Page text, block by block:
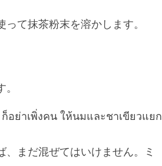
て抹茶粉末を溶かします。
อย่าเพิ่งคน ให้นมและชาเขียวแยก
まだ混ぜてはいけません。ミ